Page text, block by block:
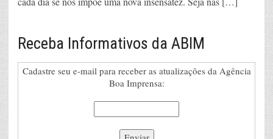
Receba Informativos da ABIM
Cadastre seu e-mail para receber as atualizações da Agência
Boa Imprensa: